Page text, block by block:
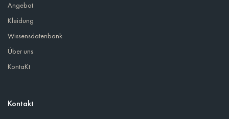
Angebot
Kleidung
Wissensdatenbank
Über uns
KontaKt
Kontakt